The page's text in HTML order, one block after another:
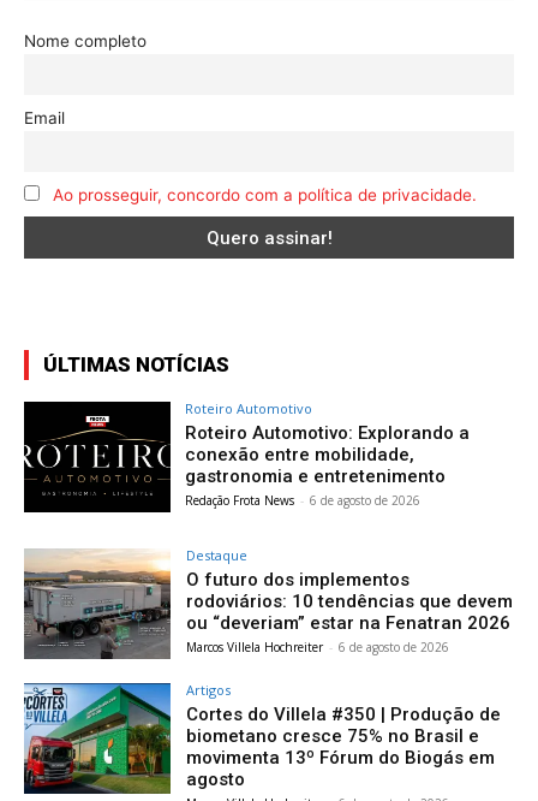
Nome completo
Email
Ao prosseguir, concordo com a política de privacidade.
ÚLTIMAS NOTÍCIAS
Roteiro Automotivo
Roteiro Automotivo: Explorando a
conexão entre mobilidade,
gastronomia e entretenimento
Redação Frota News - 6 de agosto de 2026
Destaque
O futuro dos implementos
rodoviários: 10 tendências que devem
ou “deveriam” estar na Fenatran 2026
Marcos Villela Hochreiter - 6 de agosto de 2026
Artigos
Cortes do Villela #350 | Produção de
biometano cresce 75% no Brasil e
movimenta 13º Fórum do Biogás em
agosto